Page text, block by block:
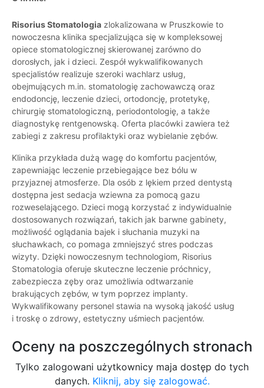
Risorius Stomatologia zlokalizowana w Pruszkowie to
nowoczesna klinika specjalizująca się w kompleksowej
opiece stomatologicznej skierowanej zarówno do
dorosłych, jak i dzieci. Zespół wykwalifikowanych
specjalistów realizuje szeroki wachlarz usług,
obejmujących m.in. stomatologię zachowawczą oraz
endodoncję, leczenie dzieci, ortodoncję, protetykę,
chirurgię stomatologiczną, periodontologię, a także
diagnostykę rentgenowską. Oferta placówki zawiera też
zabiegi z zakresu profilaktyki oraz wybielanie zębów.
Klinika przykłada dużą wagę do komfortu pacjentów,
zapewniając leczenie przebiegające bez bólu w
przyjaznej atmosferze. Dla osób z lękiem przed dentystą
dostępna jest sedacja wziewna za pomocą gazu
rozweselającego. Dzieci mogą korzystać z indywidualnie
dostosowanych rozwiązań, takich jak barwne gabinety,
możliwość oglądania bajek i słuchania muzyki na
słuchawkach, co pomaga zmniejszyć stres podczas
wizyty. Dzięki nowoczesnym technologiom, Risorius
Stomatologia oferuje skuteczne leczenie próchnicy,
zabezpiecza zęby oraz umożliwia odtwarzanie
brakujących zębów, w tym poprzez implanty.
Wykwalifikowany personel stawia na wysoką jakość usług
i troskę o zdrowy, estetyczny uśmiech pacjentów.
Oceny na poszczególnych stronach
Tylko zalogowani użytkownicy maja dostęp do tych
danych. Kliknij, aby się zalogować.